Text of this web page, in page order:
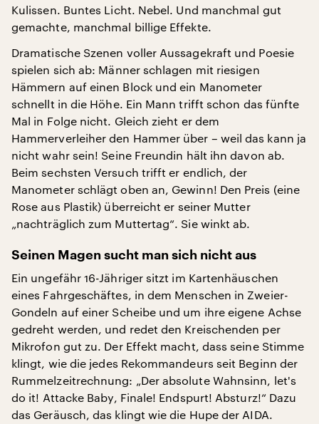
Kulissen. Buntes Licht. Nebel. Und manchmal gut
gemachte, manchmal billige Effekte.
Dramatische Szenen voller Aussagekraft und Poesie
spielen sich ab: Männer schlagen mit riesigen
Hämmern auf einen Block und ein Manometer
schnellt in die Höhe. Ein Mann trifft schon das fünfte
Mal in Folge nicht. Gleich zieht er dem
Hammerverleiher den Hammer über – weil das kann ja
nicht wahr sein! Seine Freundin hält ihn davon ab.
Beim sechsten Versuch trifft er endlich, der
Manometer schlägt oben an, Gewinn! Den Preis (eine
Rose aus Plastik) überreicht er seiner Mutter
„nachträglich zum Muttertag“. Sie winkt ab.
Seinen Magen sucht man sich nicht aus
Ein ungefähr 16-Jähriger sitzt im Kartenhäuschen
eines Fahrgeschäftes, in dem Menschen in Zweier-
Gondeln auf einer Scheibe und um ihre eigene Achse
gedreht werden, und redet den Kreischenden per
Mikrofon gut zu. Der Effekt macht, dass seine Stimme
klingt, wie die jedes Rekommandeurs seit Beginn der
Rummelzeitrechnung: „Der absolute Wahnsinn, let's
do it! Attacke Baby, Finale! Endspurt! Absturz!“ Dazu
das Geräusch, das klingt wie die Hupe der AIDA.